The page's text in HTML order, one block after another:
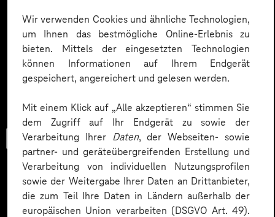
Wir verwenden Cookies und ähnliche Technologien,
um Ihnen das bestmögliche Online-Erlebnis zu
bieten. Mittels der eingesetzten Technologien
können Informationen auf Ihrem Endgerät
gespeichert, angereichert und gelesen werden.
Mit einem Klick auf „Alle akzeptieren“ stimmen Sie
dem Zugriff auf Ihr Endgerät zu sowie der
Verarbeitung Ihrer Daten, der Webseiten- sowie
partner- und geräteübergreifenden Erstellung und
Verarbeitung von individuellen Nutzungsprofilen
sowie der Weitergabe Ihrer Daten an Drittanbieter,
die zum Teil Ihre Daten in Ländern außerhalb der
europäischen Union verarbeiten (DSGVO Art. 49).
Checkliste
Datenschutz in KI-Projekten